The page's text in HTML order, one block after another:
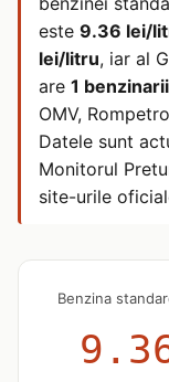
este 9.36 lei/
lei/litru, iar al
are 1 benzinarii
OMV,
Datele sunt
Monitorul
site-urile
Benzina